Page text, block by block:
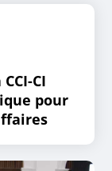
CI
pour